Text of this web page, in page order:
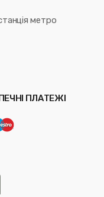
метро
ПЛАТЕЖІ